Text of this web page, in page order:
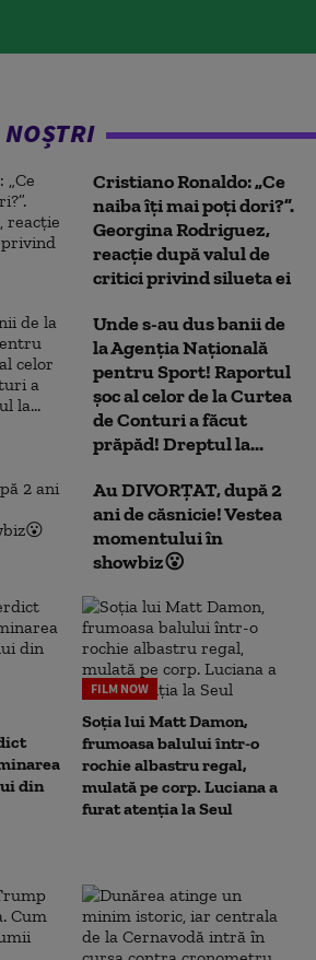
Cristiano Ronaldo: „Ce
naiba îți mai poți dori?”.
Georgina Rodriguez,
reacție după valul de
critici privind silueta ei
Unde s-au dus banii de
la Agenția Națională
pentru Sport! Raportul
șoc al celor de la Curtea
de Conturi a făcut
prăpăd! Dreptul la...
Au DIVORȚAT, după 2
ani de căsnicie! Vestea
momentului în
showbiz😮
din
FILM NOW
Soția lui Matt Damon,
frumoasa balului într-o
rochie albastru regal,
mulată pe corp. Luciana a
furat atenția la Seul